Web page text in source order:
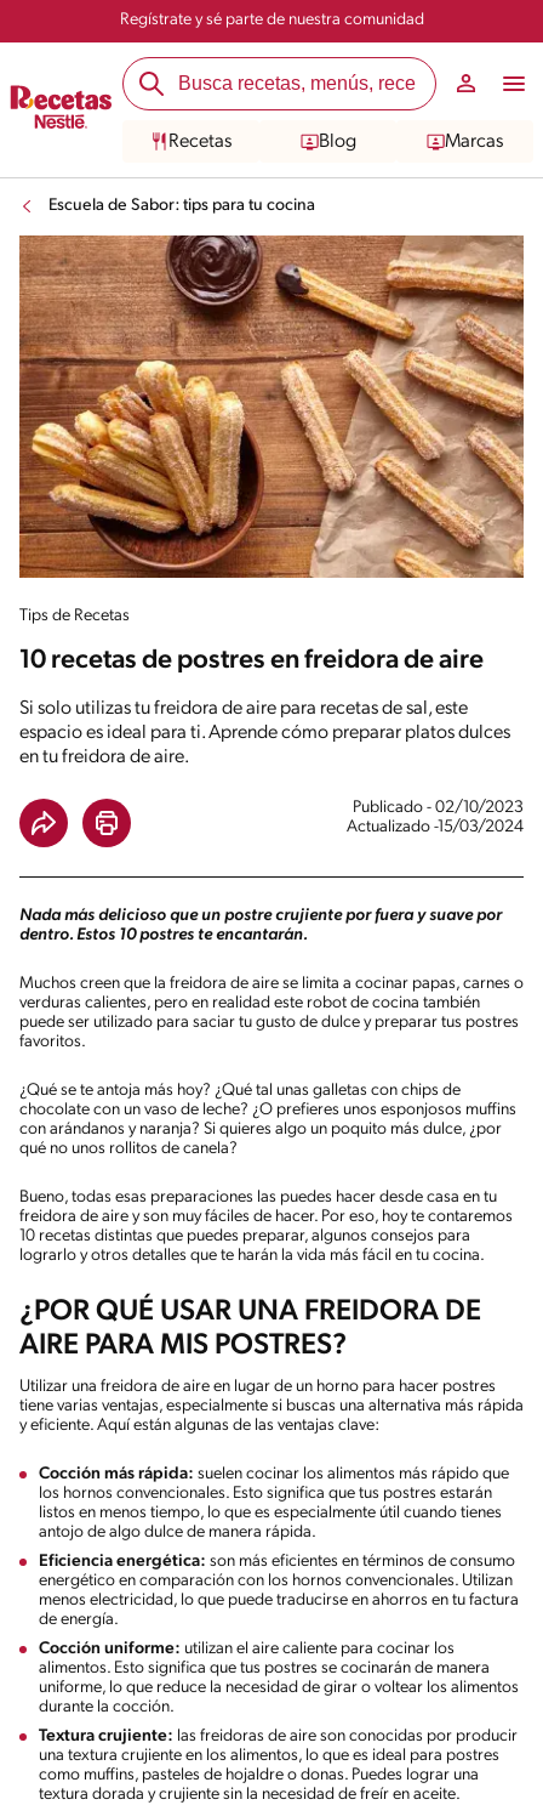
Regístrate y sé parte de nuestra comunidad
Recetas Blog Marcas
Escuela de Sabor: tips para tu cocina
Tips de Recetas
10 recetas de postres en freidora de aire
Si solo utilizas tu freidora de aire para recetas de sal, este
espacio es ideal para ti. Aprende cómo preparar platos dulces
en tu freidora de aire.
Publicado - 02/10/2023
Actualizado -15/03/2024
Nada más delicioso que un postre crujiente por fuera y suave por
dentro. Estos 10 postres te encantarán.
Muchos creen que la freidora de aire se limita a cocinar papas, carnes o
verduras calientes, pero en realidad este robot de cocina también
puede ser utilizado para saciar tu gusto de dulce y preparar tus postres
favoritos.
¿Qué se te antoja más hoy? ¿Qué tal unas galletas con chips de
chocolate con un vaso de leche? ¿O prefieres unos esponjosos muffins
con arándanos y naranja? Si quieres algo un poquito más dulce, ¿por
qué no unos rollitos de canela?
Bueno, todas esas preparaciones las puedes hacer desde casa en tu
freidora de aire y son muy fáciles de hacer. Por eso, hoy te contaremos
10 recetas distintas que puedes preparar, algunos consejos para
lograrlo y otros detalles que te harán la vida más fácil en tu cocina.
¿POR QUÉ USAR UNA FREIDORA DE
AIRE PARA MIS POSTRES?
Utilizar una freidora de aire en lugar de un horno para hacer postres
tiene varias ventajas, especialmente si buscas una alternativa más rápida
y eficiente. Aquí están algunas de las ventajas clave:
Cocción más rápida: suelen cocinar los alimentos más rápido que
los hornos convencionales. Esto significa que tus postres estarán
listos en menos tiempo, lo que es especialmente útil cuando tienes
antojo de algo dulce de manera rápida.
Eficiencia energética: son más eficientes en términos de consumo
energético en comparación con los hornos convencionales. Utilizan
menos electricidad, lo que puede traducirse en ahorros en tu factura
de energía.
Cocción uniforme: utilizan el aire caliente para cocinar los
alimentos. Esto significa que tus postres se cocinarán de manera
uniforme, lo que reduce la necesidad de girar o voltear los alimentos
durante la cocción.
Textura crujiente: las freidoras de aire son conocidas por producir
una textura crujiente en los alimentos, lo que es ideal para postres
como muffins, pasteles de hojaldre o donas. Puedes lograr una
textura dorada y crujiente sin la necesidad de freír en aceite.